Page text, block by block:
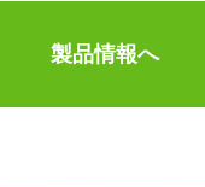
製品情報へ